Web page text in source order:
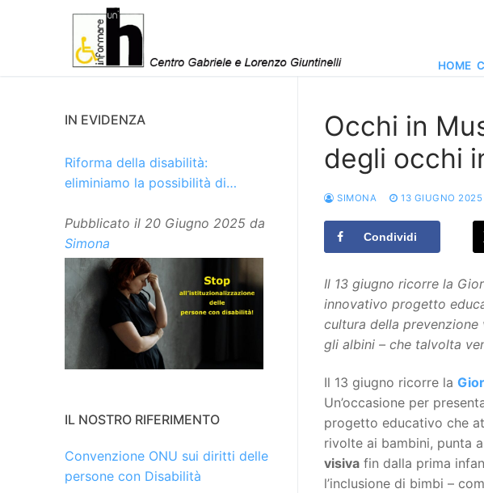
HOME
Occhi in
degli occhi
SIMONA 13 GIUGNO 2025
Condividi
Il 13 giugno ricorre la
innovativo progetto
cultura della
gli albini – che talvolta
Il 13 giugno ricorre la
Un’occasione per
progetto educativo che
rivolte ai bambini, punta
visiva fin dalla prima
l’inclusione di bimbi –
IN EVIDENZA
Riforma della disabilità:
eliminiamo la possibilità di
Pubblicato il 20 Giugno 2025 da
Simona
IL NOSTRO RIFERIMENTO
Convenzione ONU sui diritti delle
persone con Disabilità